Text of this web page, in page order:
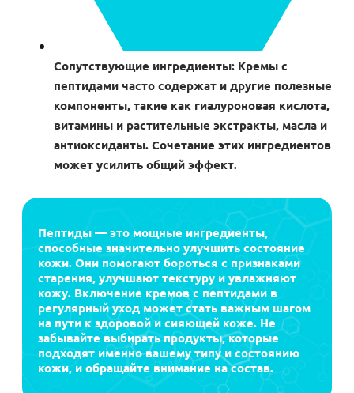
Сопутствующие ингредиенты: Кремы с
пептидами часто содержат и другие полезные
компоненты, такие как гиалуроновая кислота,
витамины и растительные экстракты, масла и
антиоксиданты. Сочетание этих ингредиентов
может усилить общий эффект.
Пептиды — это мощные ингредиенты,
способные значительно улучшить состояние
кожи. Они помогают бороться с признаками
старения, улучшают текстуру и увлажняют
кожу. Включение кремов с пептидами в
регулярный уход может стать важным шагом
на пути к здоровой и сияющей коже. Не
забывайте выбирать продукты, которые
подходят именно вашему типу и состоянию
кожи, и обращайте внимание на состав.